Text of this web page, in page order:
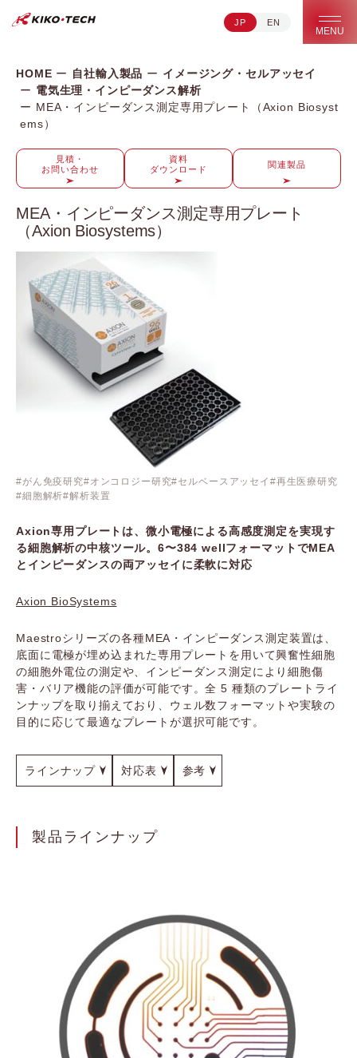
キコーテック株式会社 | ライフサイエンス研究への貢献
JP EN
MENU
HOME 自社輸入製品
イメージング・セルアッセイ
電気生理・インピーダンス解析
MEA・インピーダンス測定専用プレート（Axion Biosyst
ems）
見積・
お問い合わせ
資料
ダウンロード
関連製品
MEA・インピーダンス測定専用プレート
（Axion Biosystems）
がん免疫研究 オンコロジー研究 セルベースアッセイ
再生医療研究
細胞解析 解析装置
Axion専用プレートは、微小電極による高感度測定を実現す
る細胞解析の中核ツール。6〜384 wellフォーマットでMEA
とインピーダンスの両アッセイに柔軟に対応
Axion BioSystems
Maestroシリーズの各種MEA・インピーダンス測定装置は、
底面に電極が埋め込まれた専用プレートを用いて興奮性細胞
の細胞外電位の測定や、インピーダンス測定により細胞傷
害・バリア機能の評価が可能です。全 5 種類のプレートライ
ンナップを取り揃えており、ウェル数フォーマットや実験の
目的に応じて最適なプレートが選択可能です。
ラインナップ 対応表 参考
製品ラインナップ